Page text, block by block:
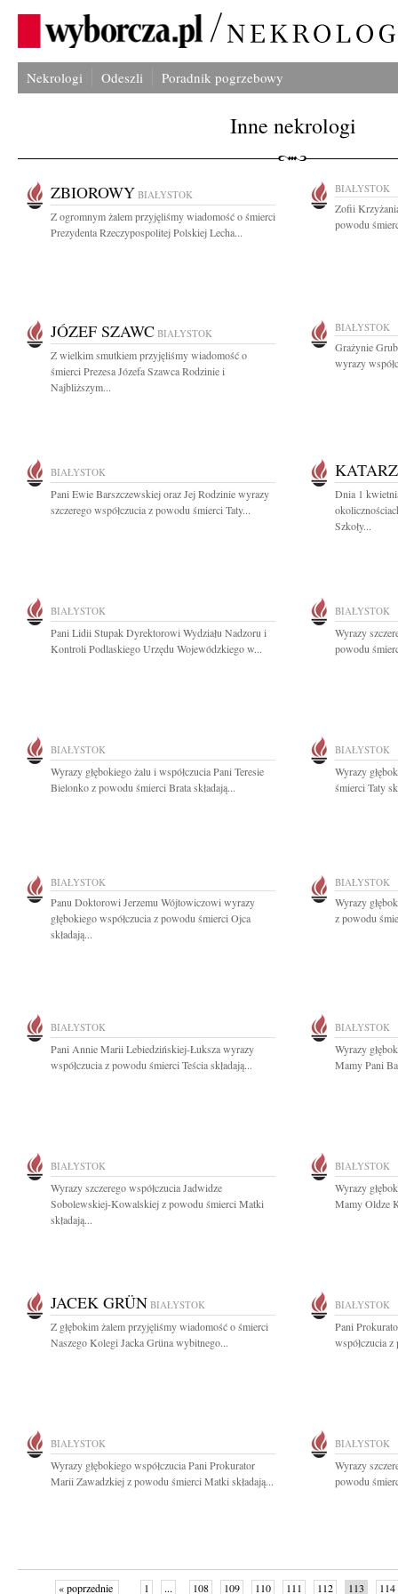
Nekrologi Odeszli Poradnik pogrzebowy
Inne nekrologi
ZBIOROWY BIAŁYSTOK
Z ogromnym żalem przyjęliśmy wiadomość o śmierci
Prezydenta Rzeczypospolitej Polskiej Lecha...
BIAŁYSTOK
Zofii
powodu
JÓZEF SZAWC BIAŁYSTOK
Z wielkim smutkiem przyjęliśmy wiadomość o
śmierci Prezesa Józefa Szawca Rodzinie i
Najbliższym...
BIAŁYSTOK
Grażynie
wyrazy
BIAŁYSTOK
Pani Ewie Barszczewskiej oraz Jej Rodzinie wyrazy
szczerego współczucia z powodu śmierci Taty...
Dnia 1
Szkoły...
BIAŁYSTOK
Pani Lidii Stupak Dyrektorowi Wydziału Nadzoru i
Kontroli Podlaskiego Urzędu Wojewódzkiego w...
BIAŁYSTOK
Wyrazy
powodu
BIAŁYSTOK
Wyrazy głębokiego żalu i współczucia Pani Teresie
Bielonko z powodu śmierci Brata składają...
BIAŁYSTOK
Wyrazy
śmierci Taty
BIAŁYSTOK
Panu Doktorowi Jerzemu Wójtowiczowi wyrazy
głębokiego współczucia z powodu śmierci Ojca
składają...
BIAŁYSTOK
Wyrazy
z powodu
BIAŁYSTOK
Pani Annie Marii Lebiedzińskiej-Łuksza wyrazy
współczucia z powodu śmierci Teścia składają...
BIAŁYSTOK
Wyrazy
Mamy Pani
BIAŁYSTOK
Wyrazy szczerego współczucia Jadwidze
Sobolewskiej-Kowalskiej z powodu śmierci Matki
składają...
BIAŁYSTOK
Wyrazy
Mamy Oldze
JACEK GRÜN BIAŁYSTOK
Z głębokim żalem przyjęliśmy wiadomość o śmierci
Naszego Kolegi Jacka Grüna wybitnego...
BIAŁYSTOK
Pani
współczucia
BIAŁYSTOK
Wyrazy głębokiego współczucia Pani Prokurator
Marii Zawadzkiej z powodu śmierci Matki składają...
BIAŁYSTOK
Wyrazy
powodu
« poprzednie 1 ... 108 109 110 111 112 113 114